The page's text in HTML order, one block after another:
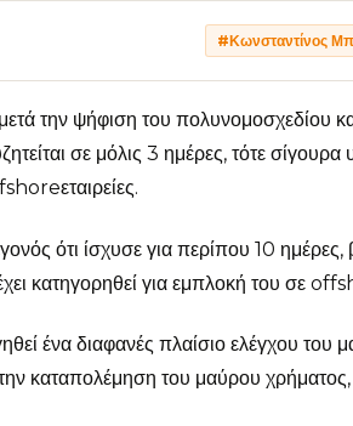
#Κωνσταντίνος
την ψήφιση του πολυνομοσχεδίου
σε μόλις 3 ημέρες, τότε
ότι ίσχυσε για περίπου 10
κατηγορηθεί για εμπλοκή του σε
ένα διαφανές πλαίσιο ελέγχου του
καταπολέμηση του μαύρου χρήματος,